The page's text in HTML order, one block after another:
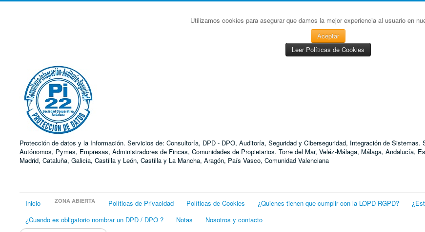
Utilizamos cookies para asegurar que damos la mejor experiencia al usuario en
Aceptar
Leer Políticas de Cookies
Protección de datos y la Información. Servicios de: Consultoría, DPD - DPO, Auditoría, Seguridad y Ciberseguridad, Integración de
Autónomos, Pymes, Empresas, Administradores de Fincas, Comunidades de Propietarios. Torre del Mar, Veléz-Málaga, Málaga, Andalucía,
Madrid, Cataluña, Galicia, Castilla y León, Castilla y La Mancha, Aragón, País Vasco, Comunidad Valenciana
Inicio ZONA ABIERTA Políticas de Privacidad Políticas de Cookies ¿Quienes tienen que cumplir con la LOPD RGPD?
¿Cuando es obligatorio nombrar un DPD / DPO ?
Notas
Nosotros y contacto